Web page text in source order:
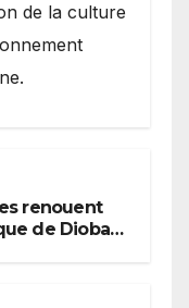
de la culture
renouent
de Diobaye